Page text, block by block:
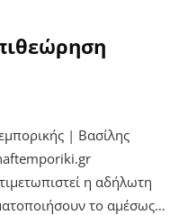
| Βασίλης
η αδήλωτη
το αμέσως…